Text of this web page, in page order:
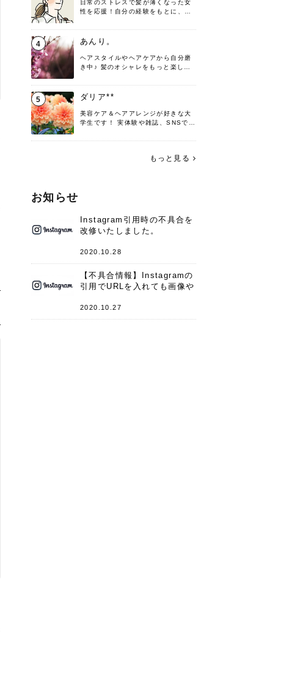
日常のストレスで髪が薄くなった女
性を応援！自分の経験をもとに、執
4 あんり。
ヘアスタイルやヘアケアから自分磨
き中♪ 髪のオシャレをもっと楽しめ
♡ 役立つ情報をお届けできるように
頑張ります！よろしくお願いしま
5 ダリア**
美容ケア＆ヘアアレンジが好きな大
学生です！ 実体験や雑誌、SNSで知
す。 これからよろしくお願いします
もっと見る
お知らせ
Instagram引用時の不具合を
改修いたしました。
2020.10.28
【不具合情報】Instagramの
引用でURLを入れても画像や
件
2020.10.27